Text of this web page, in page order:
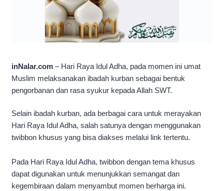
inNalar.com – Hari Raya Idul Adha, pada momen ini umat
Muslim melaksanakan ibadah kurban sebagai bentuk
pengorbanan dan rasa syukur kepada Allah SWT.
Selain ibadah kurban, ada berbagai cara untuk merayakan
Hari Raya Idul Adha, salah satunya dengan menggunakan
twibbon khusus yang bisa diakses melalui link tertentu.
Pada Hari Raya Idul Adha, twibbon dengan tema khusus
dapat digunakan untuk menunjukkan semangat dan
kegembiraan dalam menyambut momen berharga ini.